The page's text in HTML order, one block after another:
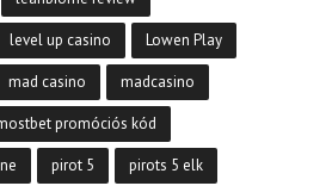
level up casino Lowen Play
mad casino madcasino
promóciós kód
pirot 5 pirots 5 elk